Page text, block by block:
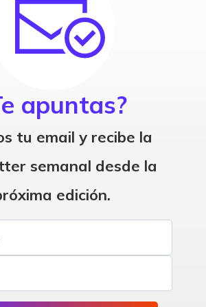
apuntas?
tu email y recibe la
semanal desde la
edición.